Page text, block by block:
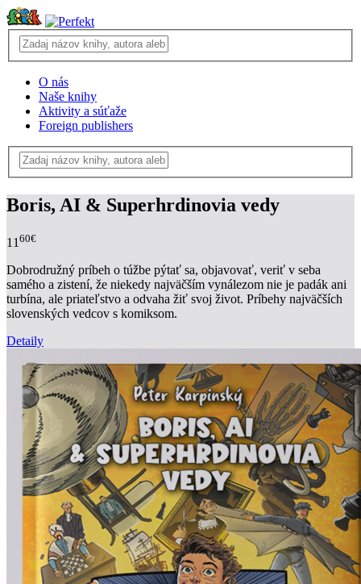
O nás
Naše knihy
Aktivity a súťaže
Foreign publishers
Boris, AI & Superhrdinovia vedy
11 60€
Dobrodružný príbeh o túžbe pýtať sa, objavovať, veriť v seba
samého a zistení, že niekedy najväčším vynálezom nie je padák ani
turbína, ale priateľstvo a odvaha žiť svoj život. Príbehy najväčších
slovenských vedcov s komiksom.
Detaily